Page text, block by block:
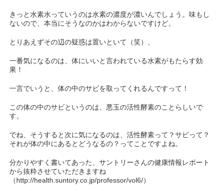
きっと水素水っていうのは水素の濃度が濃いんでしょう。味もし
ないので、本当にそうなのかはわからないですけど。
とりあえずその辺の疑惑は置いといて（笑）、
一番気になるのは、体にいいと言われている水素がもたらす効
果！
一言でいうと、体の中のサビを取ってくれるんですって！
この体の中のサビというのは、悪玉の活性酵素のことらしいで
す。
でね、そうすると次に気になるのは、活性酵素って？サビって？
それが体の中にあるとどうなるの？ってことですよね。
分かりやすく書いてあった、サントリーさんの健康情報レポート
から抜粋させていただきますね
（http://health.suntory.co.jp/professor/vol6/）